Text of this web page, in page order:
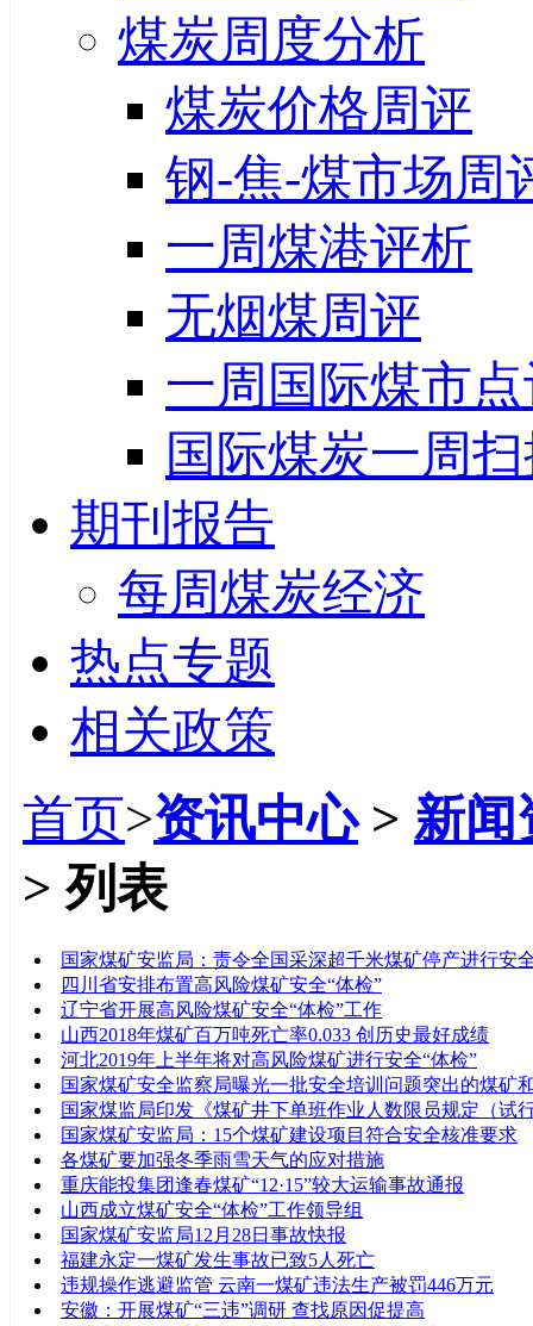
煤炭周度分析
煤炭价格周评
钢-焦-煤市场周
一周煤港评析
无烟煤周评
一周国际煤市
国际煤炭一周
期刊报告
每周煤炭经济
热点专题
相关政策
首页>资讯中心> 新闻
> 列表
国家煤矿安监局：责令全国采深超千米煤矿停产进行安
四川省安排布置高风险煤矿安全“体检”
辽宁省开展高风险煤矿安全“体检”工作
山西2018年煤矿百万吨死亡率0.033 创历史最好成绩
河北2019年上半年将对高风险煤矿进行安全“体检”
国家煤矿安全监察局曝光一批安全培训问题突出的煤矿
国家煤监局印发《煤矿井下单班作业人数限员规定（试
国家煤矿安监局：15个煤矿建设项目符合安全核准要求
各煤矿要加强冬季雨雪天气的应对措施
重庆能投集团逢春煤矿“12·15”较大运输事故通报
山西成立煤矿安全“体检”工作领导组
国家煤矿安监局12月28日事故快报
福建永定一煤矿发生事故已致5人死亡
违规操作逃避监管 云南一煤矿违法生产被罚446万元
安徽：开展煤矿“三违”调研 查找原因促提高